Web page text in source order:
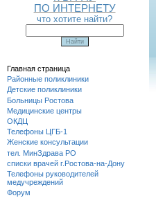
ПО ИНТЕРНЕТУ
что хотите найти?
Главная страница
Районные поликлиники
Детские поликлиники
Больницы Ростова
Медицинские центры
ОКДЦ
Телефоны ЦГБ-1
Женские консультации
тел. МинЗдрава РО
списки врачей г.Ростова-на-Дону
Телефоны руководителей
медучреждений
Форум